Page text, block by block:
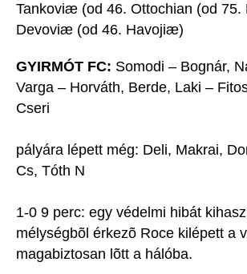
Tankoviæ (od 46. Ottochian (od 75.
Devoviæ (od 46. Havojiæ)
GYIRMÓT FC: Somodi – Bognár,
Varga – Horváth, Berde, Laki –
Cseri
pályára lépett még: Deli, Makrai,
Cs, Tóth N
1-0 9 perc: egy védelmi hibát
mélységbõl érkezõ Roce kilépett a
magabiztosan lõtt a hálóba.